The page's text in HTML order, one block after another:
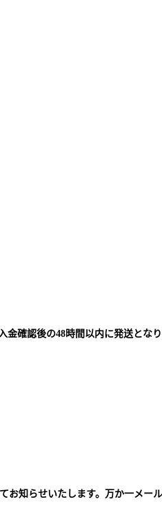
確認後の48時間以内に発送となり
知らせいたします。万か一メー